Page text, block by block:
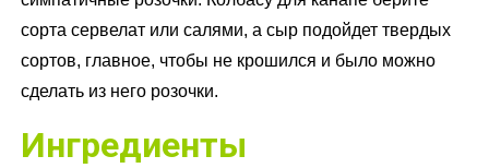
сорта сервелат или салями, а сыр подойдет твердых
сортов, главное, чтобы не крошился и было можно
сделать из него розочки.
Ингредиенты